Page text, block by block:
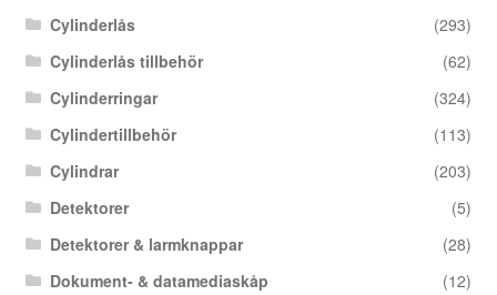
Cylinderlås
(293)
Cylinderlås tillbehör
(62)
Cylinderringar
(324)
Cylindertillbehör
(113)
Cylindrar
(203)
Detektorer
(5)
Detektorer & larmknappar
(28)
Dokument- & datamediaskåp
(12)